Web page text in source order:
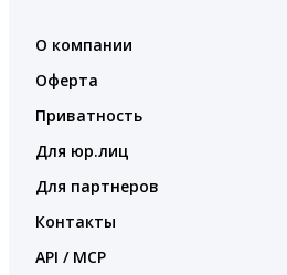
О компании
Оферта
Приватность
Для юр.лиц
Для партнеров
Контакты
API / MCP